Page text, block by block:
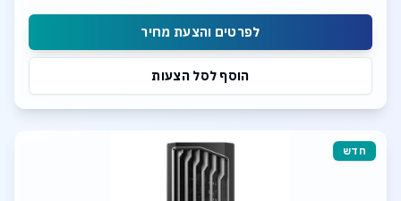
לפרטים והצעת מחיר
הוסף לסל הצעות
חדש